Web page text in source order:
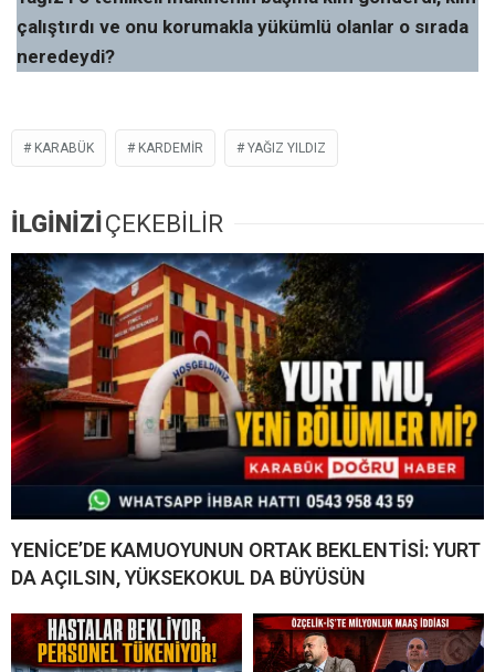
çalıştırdı ve onu korumakla yükümlü olanlar o sırada
neredeydi?
KARABÜK KARDEMİR YAĞIZ YILDIZ
İLGİNİZİ ÇEKEBİLİR
YENİCE’DE KAMUOYUNUN ORTAK BEKLENTİSİ: YURT
DA AÇILSIN, YÜKSEKOKUL DA BÜYÜSÜN